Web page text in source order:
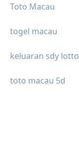
Toto Macau
togel macau
keluaran sdy lotto
toto macau 5d